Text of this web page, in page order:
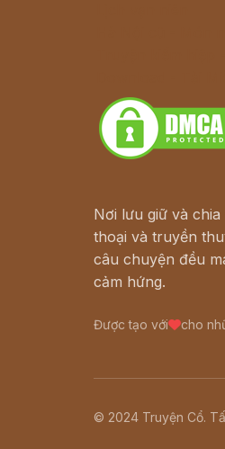
Nơi lưu giữ và
thoại và truyền
câu chuyện đều
cảm hứng.
Được tạo với cho
© 2024 Truyện Cổ.